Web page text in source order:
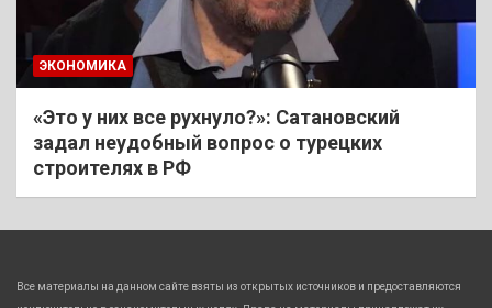
ЭКОНОМИКА
«Это у них все рухнуло?»: Сатановский
задал неудобный вопрос о турецких
строителях в РФ
Все материалы на данном сайте взяты из открытых источников и предоставляются